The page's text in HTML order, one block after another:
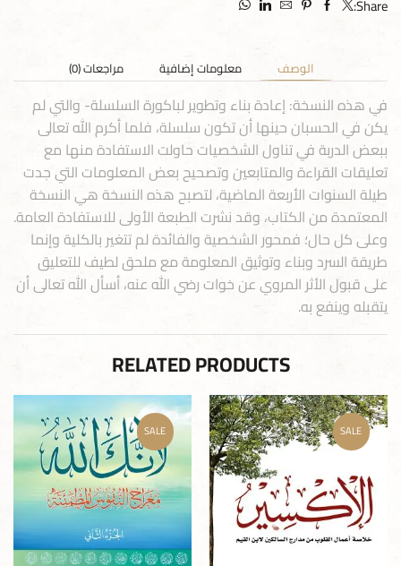
Share:
الوصف معلومات إضافية مراجعات (0)
في هذه النسخة: إعادة بناء وتطوير لباكورة السلسلة- والتي لم
يكن في الحسبان حينها أن تكون سلسلة، فلما أكرم الله تعالى
ببعض الدربة في تناول الشخصيات حاولت الاستفادة منها مع
تعليقات القراءة والمتابعين وتصحيح بعض المعلومات التي جدت
طيلة السنوات الأربعة الماضية، لتصبح هذه النسخة هي النسخة
المعتمدة من الكتاب، وقد نشرت الطبعة الأولى للاستفادة العامة.
وعلى كل حال؛ فمحور الشخصية والفائدة لم تتغير بالكلية وإنما
طريقة السرد وبناء وتوثيق المعلومة مع ملحق لطيف للتعليق
على قبول الأثر المروي عن خوات رضي الله عنه، أسأل الله تعالى أن
يتقبله وينفع به.
RELATED PRODUCTS
SALE
SALE